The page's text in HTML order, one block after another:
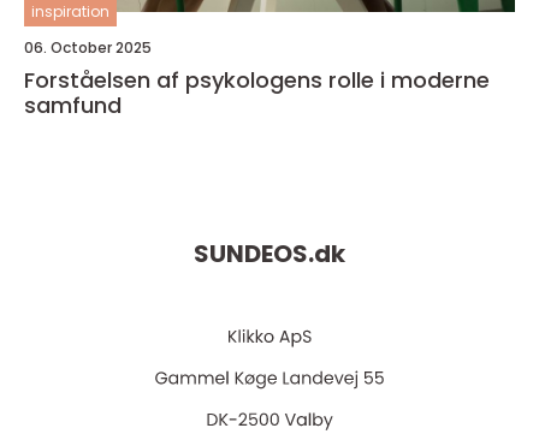
inspiration
06. October 2025
Forståelsen af psykologens rolle i moderne
samfund
SUNDEOS.dk